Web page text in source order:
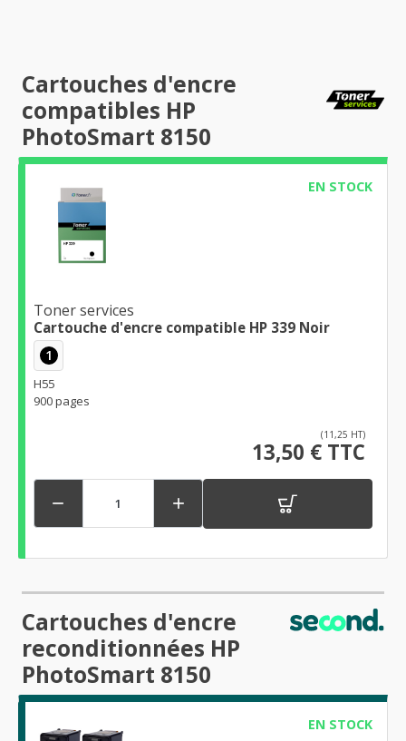
Cartouches d'encre
compatibles HP
PhotoSmart 8150
EN STOCK
Toner services
Cartouche d'encre compatible HP 339 Noir
1
H55
900 pages
(11,25 HT)
13,50 € TTC
 
Cartouches d'encre
reconditionnées HP
PhotoSmart 8150
EN STOCK